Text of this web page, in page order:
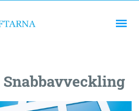
Snabbavveckling